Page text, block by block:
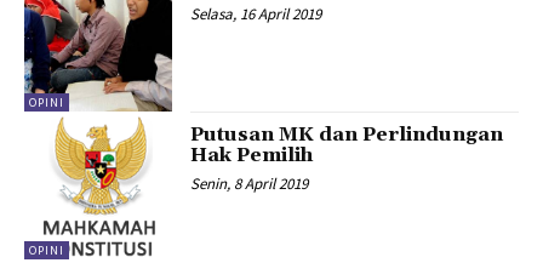
OPINI
Selasa, 16 April 2019
OPINI
Putusan MK dan Perlindungan
Hak Pemilih
Senin, 8 April 2019